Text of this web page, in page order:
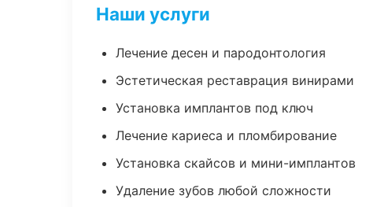
Наши услуги
Лечение десен и пародонтология
Эстетическая реставрация винирами
Установка имплантов под ключ
Лечение кариеса и пломбирование
Установка скайсов и мини-имплантов
Удаление зубов любой сложности